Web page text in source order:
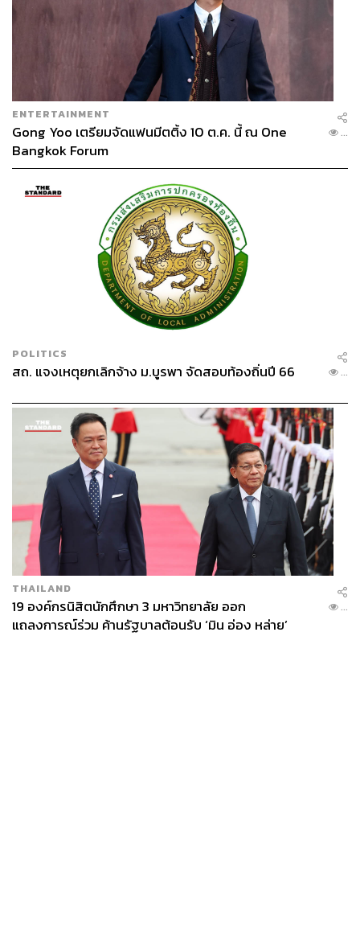
Bounce Burger เบอร์เกอร์สุดล้ำ ทำจากเนื้อจิ้งหรีด
ใครจะคิดว่าแค่การกินเบอร์เกอร์ 1 ครั้ง จะมีส่วนช่วยโลกลด
การก๊าซเรือนกระจกได้ Bounce Burger เป็นร้านเบอร์เกอร์
ลับๆ ย่านปรีดี พนมยงค์ ที่ใช้วัตถุดิบลับอย่างจิ้งหรีด เนื้อสัตว์
จำพวกแมลงมาเป็นส่วนประกอบของเบอร์เกอร์ นอกจาก
โปรตีนสูงจนถูกเรียกว่าเป็นซูเปอร์ฟู้ดแห่งอนาคต การเลี้ยง
จิ้งหรีดยังช่วยลดการปล่อยก๊าซเรือนกระจก โดยเฉพาะก๊าซ
มีเทน ซึ่งร้ายแรงกว่าก๊าซคาร์บอนไดออกไซด์ได้ในปริมาณ
มาก
จุดเริ่มต้นของ Bounce Burger คืออะไร แล้วช่วยรักษ์โลกได้
อย่างไรบ้าง ติดตามได้ในEco-Curiousรายการที่จะพาไป
ซอกแซกดูมุม Sustain ของแบรนด์ต่างๆ ที่จะทำให้โลกของ
เราน่าอยู่ยิ่งขึ้น กับ EP.3 Bounce Burger เบอร์เกอร์สุดล้ำ ทำ
บทความ:
https://thestandard.co/life/bounce-burger-cricket-
burger
ENTERTAINMENT
Gong Yoo เตรียมจัดแฟนมีตติ้ง 10 ต.ค. นี้ ณ One
Bangkok Forum
...
POLITICS
สถ. แจงเหตุยกเลิกจ้าง ม.บูรพา จัดสอบท้องถิ่นปี 66 ...
THAILAND
19 องค์กรนิสิตนักศึกษา 3 มหาวิทยาลัย ออก
แถลงการณ์ร่วม ค้านรัฐบาลต้อนรับ ‘มิน อ่อง หล่าย’
...